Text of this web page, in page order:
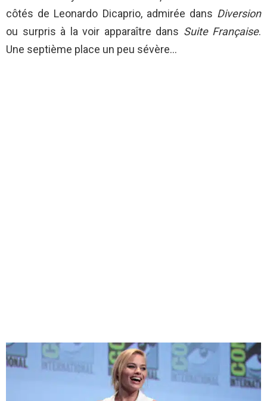
côtés de Leonardo Dicaprio, admirée dans Diversion
ou surpris à la voir apparaître dans Suite Française.
Une septième place un peu sévère…